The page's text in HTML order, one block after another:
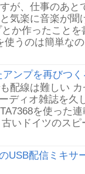
が、仕事のあ
気楽に音楽が聞
か作ったこと
使うのは簡単な
アンプを再びつく
配線は難しい
ディオ雑誌を久
を使った
いドイツのス
USB配信ミキサ